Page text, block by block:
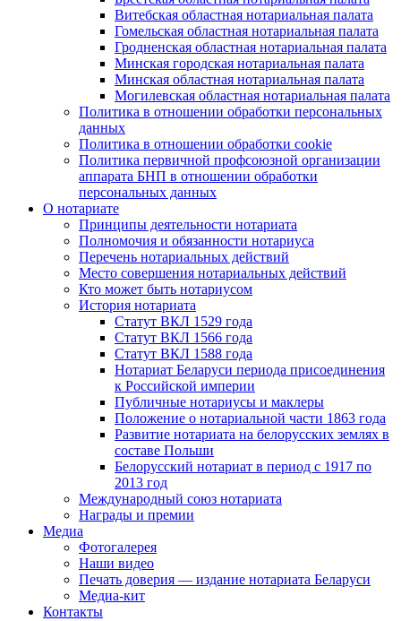
Витебская областная нотариальная палата
Гомельская областная нотариальная палата
Гродненская областная нотариальная палата
Минская городская нотариальная палата
Минская областная нотариальная палата
Могилевская областная нотариальная палата
Политика в отношении обработки персональных
данных
Политика в отношении обработки cookie
Политика первичной профсоюзной организации
аппарата БНП в отношении обработки
персональных данных
О нотариате
Принципы деятельности нотариата
Полномочия и обязанности нотариуса
Перечень нотариальных действий
Место совершения нотариальных действий
Кто может быть нотариусом
История нотариата
Статут ВКЛ 1529 года
Статут ВКЛ 1566 года
Статут ВКЛ 1588 года
Нотариат Беларуси периода присоединения
к Российской империи
Публичные нотариусы и маклеры
Положение о нотариальной части 1863 года
Развитие нотариата на белорусских землях в
составе Польши
Белорусский нотариат в период с 1917 по
2013 год
Международный союз нотариата
Награды и премии
Медиа
Фотогалерея
Наши видео
Печать доверия — издание нотариата Беларуси
Медиа-кит
Контакты